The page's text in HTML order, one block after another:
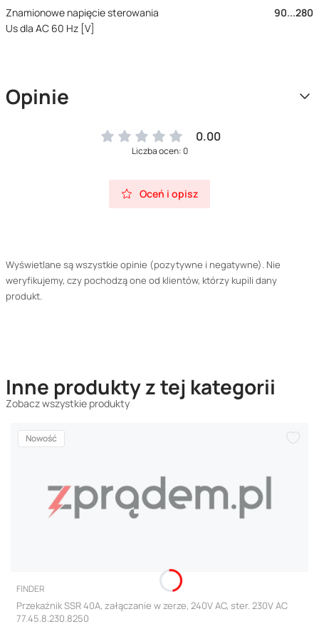
Znamionowe napięcie sterowania
Us dla AC 60 Hz [V]
90...280
Opinie
0.00
Liczba ocen: 0
Oceń i opisz
Wyświetlane są wszystkie opinie (pozytywne i negatywne). Nie
weryfikujemy, czy pochodzą one od klientów, którzy kupili dany
produkt.
Inne produkty z tej kategorii
Zobacz wszystkie produkty
Nowość
PRODUCENT
FINDER
Przekaźnik SSR 40A, załączanie w zerze, 240V AC, ster. 230V AC
77.45.8.230.8250